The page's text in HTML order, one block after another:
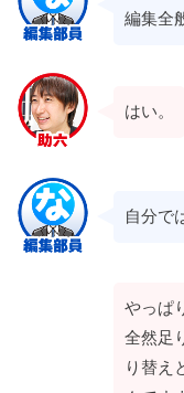
編集全
はい。
自分で
やっぱ
全然足
り替え